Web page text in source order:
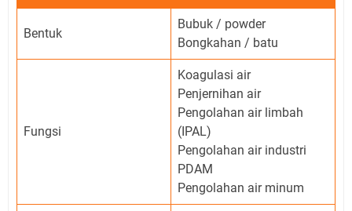
Bentuk
Bubuk / powder
Bongkahan / batu
Fungsi
Koagulasi air
Penjernihan air
Pengolahan air limbah
(IPAL)
Pengolahan air industri
PDAM
Pengolahan air minum